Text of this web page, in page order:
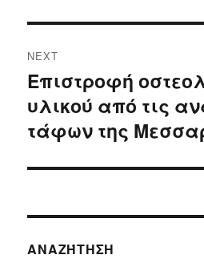
NEXT
Next
post:
Επιστροφή
υλικού από τις
τάφων της
ΑΝΑΖΉΤΗΣΗ